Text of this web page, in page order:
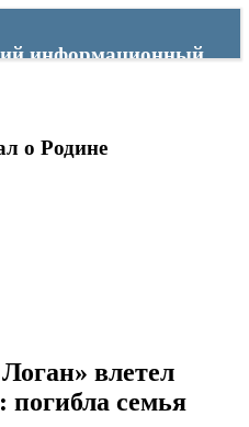
информационный
о Родине
влетел
семья